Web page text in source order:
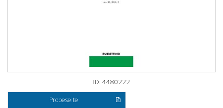
ID: 4480222
Probeseite